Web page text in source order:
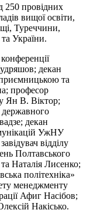
250 провідних
вищої освіти,
Туреччини,
України.
декан
та
професор
Ян В. Віктор;
державного
декан
УжНУ
відділу
Полтавського
Наталія Лисенко;
політехніка»
менеджменту
Афиг Насібов;
Накісько.